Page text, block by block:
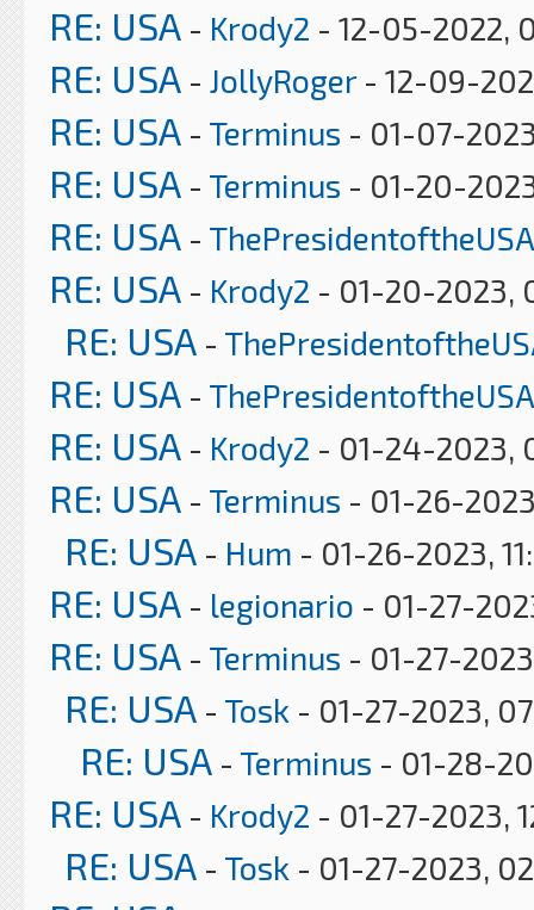
RE: USA - Krody2 - 12-05-2022,
RE: USA - JollyRoger- 12-09-
RE: USA - Terminus - 01-07-
RE: USA - Terminus - 01-20-
RE: USA - ThePresidentoftheUSA
RE: USA - Krody2 - 01-20-2023,
RE: USA -
RE: USA - ThePresidentoftheUSA
RE: USA - Krody2 - 01-24-2023,
RE: USA - Terminus - 01-26-
RE: USA - Hum - 01-26-2023,
RE: USA - legionario - 01-27-
RE: USA - Terminus - 01-27-
RE: USA - Tosk - 01-27-2023,
RE: USA - Terminus - 01-28-
RE: USA - Krody2 - 01-27-2023,
RE: USA - Tosk - 01-27-2023,